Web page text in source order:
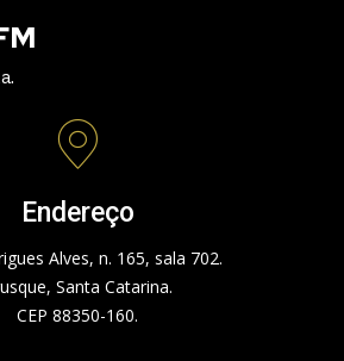
Endereço
Alves, n. 165, sala 702.
Santa Catarina.
CEP 88350-160.